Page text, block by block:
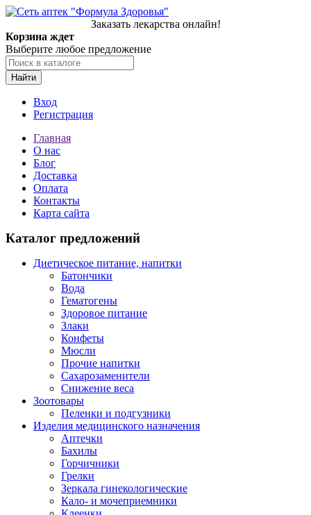
Заказать лекарства онлайн!
Корзина ждет
Выберите любое предложение
Найти
Вход
Регистрация
Главная
О нас
Блог
Доставка
Оплата
Контакты
Карта сайта
Каталог предложений
Диетическое питание, напитки
Батончики
Вода
Гематогены
Здоровое питание
Злаки
Конфеты
Мюсли
Прочие напитки
Сахарозаменители
Снижение веса
Зоотовары
Пеленки и подгузники
Изделия медицинского назначения
Аптечки
Бахилы
Горчичники
Грелки
Зеркала гинекологические
Кало- и мочеприемники